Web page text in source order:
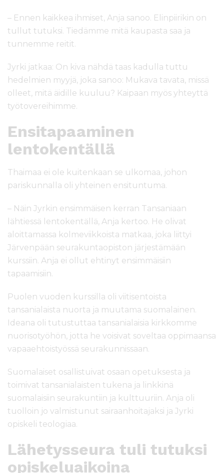
– Ennen kaikkea ihmiset, Anja sanoo. Elinpiirikin on
tullut tutuksi. Tiedämme mitä kaupasta saa ja
tunnemme reitit.
Jyrki jatkaa: On kiva nähdä taas kadulla tuttu
hedelmien myyjä, joka sanoo: Mukava tavata, missä
olleet, mitä äidille kuuluu? Kaipaan myös yhteyttä
työtovereihimme.
Ensitapaaminen
lentokentällä
Thaimaa ei ole kuitenkaan se ulkomaa, johon
pariskunnalla oli yhteinen ensituntuma.
– Näin Jyrkin ensimmäisen kerran Tansaniaan
lähtiessä lentokentällä, Anja kertoo. He olivat
aloittamassa kolmeviikkoista matkaa, joka liittyi
Järvenpään seurakuntaopiston järjestämään
kurssiin. Anja ei ollut ehtinyt ensimmäisiin
tapaamisiin.
Puolen vuoden kurssilla oli viitisentoista
tansanialaista nuorta ja muutama suomalainen.
Ideana oli tutustuttaa tansanialaisia kirkkomme
nuorisotyöhön, jotta he voisivat soveltaa oppimaansa
vapaaehtoistyössä seurakunnissaan.
Suomalaiset osallistuivat osaan opetuksesta ja
toimivat tansanialaisten tukena ja linkkinä
suomalaisiin seurakuntiin ja kulttuuriin. Anja oli
tuolloin jo valmistunut sairaanhoitajaksi ja Jyrki
opiskeli teologiaa.
Lähetysseura tuli tutuksi
opiskeluaikoina